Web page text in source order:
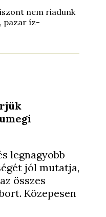
nem riadunk
pazar íz-
legnagyobb
jól mutatja,
összes
Közepesen